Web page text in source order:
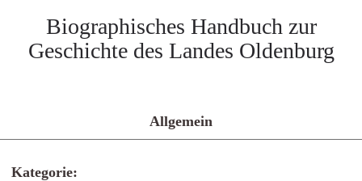
Biographisches Handbuch zur
Geschichte des Landes Oldenburg
Allgemein
Kategorie: